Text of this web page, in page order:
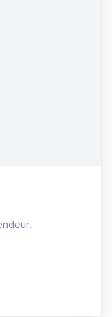
RDJ, traversant en